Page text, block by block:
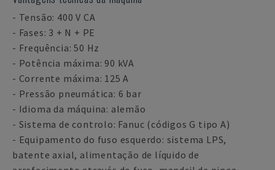
- Tensão: 400 V CA
- Fases: 3 + N + PE
- Frequência: 50 Hz
- Potência máxima: 90 kVA
- Corrente máxima: 125 A
- Pressão pneumática: 6 bar
- Idioma da máquina: alemão
- Sistema de controlo: Fanuc (códigos G tipo A)
- Equipamento do fuso esquerdo: sistema LPS,
batente axial, alimentação de líquido de